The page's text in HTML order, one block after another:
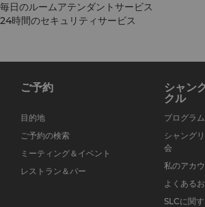
毎日のルームアテンダントサービス
24時間のセキュリティサービス
ご予約
目的地
ご予約の検索
ミーティング＆イベント
レストラン＆バー
シャン
クル
プログラ
シャング
会
私のアカ
よくある
SLCに関